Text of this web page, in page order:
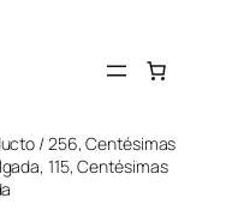
/ 256, Centésimas
115, Centésimas